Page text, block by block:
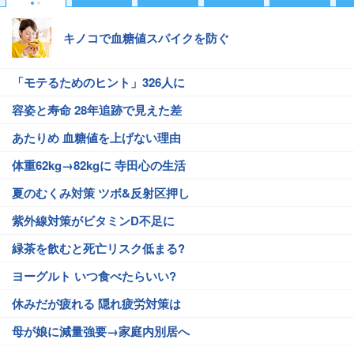
キノコで血糖値スパイクを防ぐ
「モテるためのヒント」326人に
容姿と寿命 28年追跡で見えた差
あたりめ 血糖値を上げない理由
体重62kg→82kgに 寺田心の生活
夏のむくみ対策 ツボ&反射区押し
紫外線対策がビタミンD不足に
緑茶を飲むと死亡リスク低まる?
ヨーグルト いつ食べたらいい?
休みだが疲れる 隠れ疲労対策は
母が娘に減量強要→家庭内別居へ